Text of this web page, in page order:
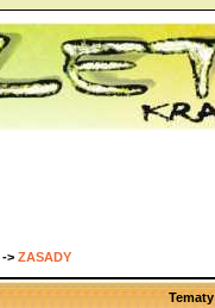
-> ZASADY
Tematy